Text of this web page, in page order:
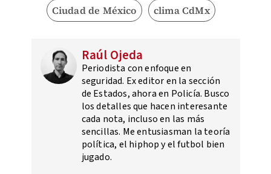
Ciudad de México clima CdMx
Raúl Ojeda
Periodista con enfoque en
seguridad. Ex editor en la sección
de Estados, ahora en Policía. Busco
los detalles que hacen interesante
cada nota, incluso en las más
sencillas. Me entusiasman la teoría
política, el hiphop y el futbol bien
jugado.